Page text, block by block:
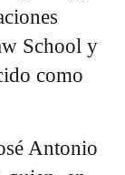
School y
como
Antonio